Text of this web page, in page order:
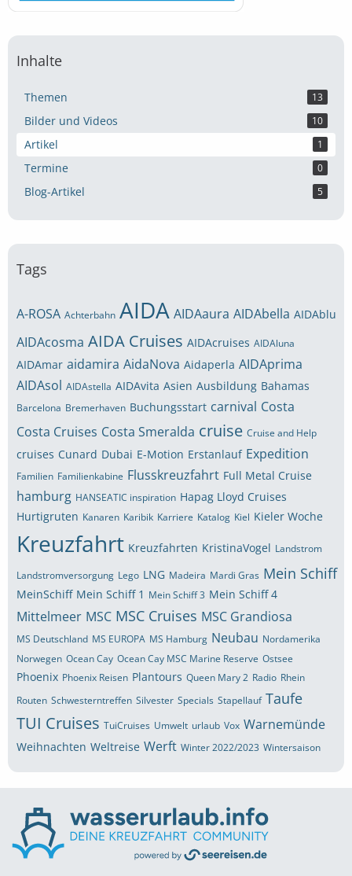
Inhalte
Themen 13
Bilder und Videos 10
Artikel 1
Termine 0
Blog-Artikel 5
Tags
A-ROSA Achterbahn AIDA AIDAaura AIDAbella AIDAblu
AIDAcosma AIDA Cruises AIDAcruises AIDAluna
AIDAmar aidamira AidaNova Aidaperla AIDAprima
AIDAsol AIDAstella AIDAvita Asien Ausbildung Bahamas
Barcelona Bremerhaven Buchungsstart carnival Costa
Costa Cruises Costa Smeralda cruise Cruise and Help
cruises Cunard Dubai E-Motion Erstanlauf Expedition
Familien Familienkabine Flusskreuzfahrt Full Metal Cruise
hamburg HANSEATIC inspiration Hapag Lloyd Cruises
Hurtigruten Kanaren Karibik Karriere Katalog Kiel Kieler Woche
Kreuzfahrt Kreuzfahrten KristinaVogel Landstrom
Landstromversorgung Lego LNG Madeira Mardi Gras Mein Schiff
MeinSchiff Mein Schiff 1 Mein Schiff 3 Mein Schiff 4
Mittelmeer MSC MSC Cruises MSC Grandiosa
MS Deutschland MS EUROPA MS Hamburg Neubau Nordamerika
Norwegen Ocean Cay Ocean Cay MSC Marine Reserve Ostsee
Phoenix Phoenix Reisen Plantours Queen Mary 2 Radio Rhein
Routen Schwesterntreffen Silvester Specials Stapellauf Taufe
TUI Cruises TuiCruises Umwelt urlaub Vox Warnemünde
Weihnachten Weltreise Werft Winter 2022/2023 Wintersaison